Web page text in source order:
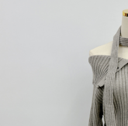
pesanan ditubuhkan, akan secara
transaksi Gogo, selepas
ansuran yang diingini, tarikh akhir
mengesahkan pembayaran,
3. Jumlah kelulusan sebenar,
adalah berdasarkan halaman
4. Dalam masa 30 minit selepas
untuk mengesahkan transaksi
akan dibatalkan secara automatik.
semakan khusus" yang tidak lulus,
penilaian tidak mencukupi, tiada
oleh AFTEE, sila jangan gunakan